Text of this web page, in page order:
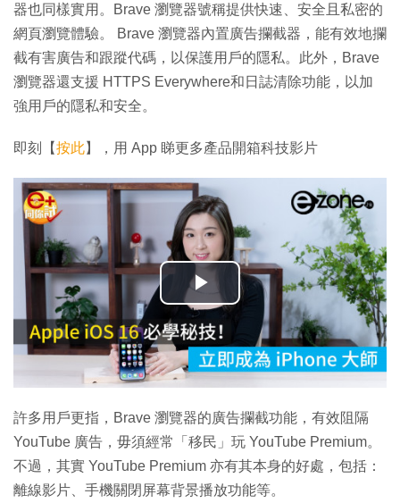
器也同樣實用。Brave 瀏覽器號稱提供快速、安全且私密的
網頁瀏覽體驗。 Brave 瀏覽器內置廣告攔截器，能有效地攔
截有害廣告和跟蹤代碼，以保護用戶的隱私。此外，Brave
瀏覽器還支援 HTTPS Everywhere和日誌清除功能，以加
強用戶的隱私和安全。
即刻【按此】，用 App 睇更多產品開箱科技影片
播
放
影
片
許多用戶更指，Brave 瀏覽器的廣告攔截功能，有效阻隔
YouTube 廣告，毋須經常「移民」玩 YouTube Premium。
不過，其實 YouTube Premium 亦有其本身的好處，包括：
離線影片、手機關閉屏幕背景播放功能等。